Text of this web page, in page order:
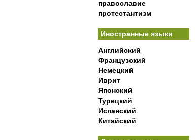
православие
протестантизм
Иностранные языки
Английский
Французский
Немецкий
Иврит
Японский
Турецкий
Испанский
Китайский